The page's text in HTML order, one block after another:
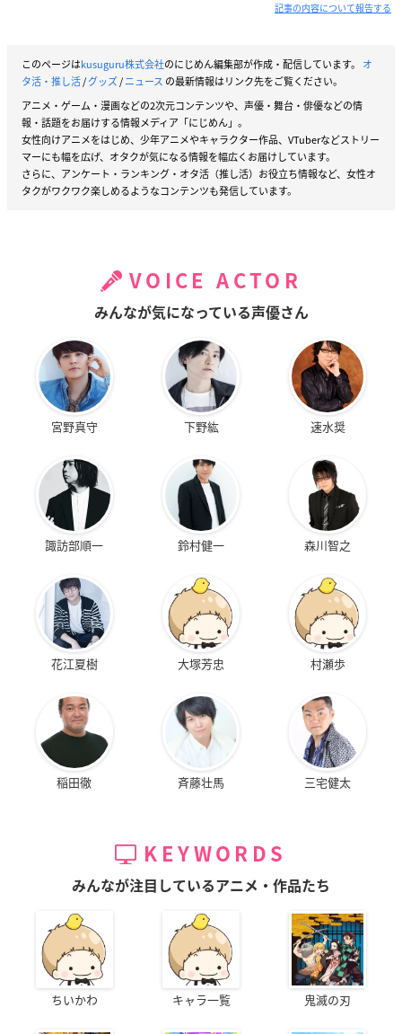
記事の内容について報告する
このページはkusuguru株式会社のにじめん編集部が作成・配信しています。 オ
タ活・推し活/グッズ/ニュース の最新情報はリンク先をご覧ください。
アニメ・ゲーム・漫画などの2次元コンテンツや、声優・舞台・俳優などの情
報・話題をお届けする情報メディア「にじめん」。
女性向けアニメをはじめ、少年アニメやキャラクター作品、VTuberなどストリー
マーにも幅を広げ、オタクが気になる情報を幅広くお届けしています。
さらに、アンケート・ランキング・オタ活（推し活）お役立ち情報など、女性オ
タクがワクワク楽しめるようなコンテンツも発信しています。
VOICE ACTOR
みんなが気になっている声優さん
宮野真守 下野紘 速水奨
諏訪部順一 鈴村健一 森川智之
花江夏樹 大塚芳忠 村瀬歩
稲田徹 斉藤壮馬 三宅健太
KEYWORDS
みんなが注目しているアニメ・作品たち
ちいかわ キャラ一覧 鬼滅の刃